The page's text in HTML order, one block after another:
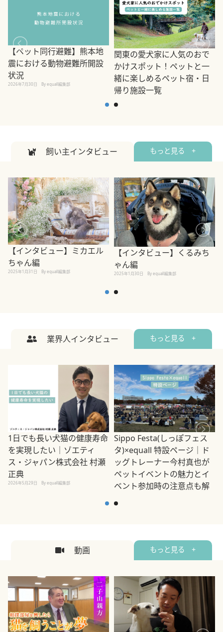
【ペット同行避難】熊本地
震における動物避難所開設
状況
2026年7月30日 By equall編集部
関東の愛犬家に人気のおで
かけスポット！ペットと一
緒に楽しめるペット宿・日
帰り施設一覧
飼い主インタビュー もっと見る +
【インタビュー】ミカエル
ちゃん編
2025年1月31日 By equall編集部
【インタビュー】くるみち
ゃん編
2025年1月30日 By equall編集部
業界人インタビュー もっと見る +
1日でも長い犬猫の健康寿命
を実現したい｜ゾエティ
ス・ジャパン株式会社 村瀬
正典
2026年5月29日 By equall編集部
Sippo Festa(しっぽフェス
タ)×equall 特設ページ｜ド
ッグトレーナー今村真也が
ペットイベントの魅力とイ
ベント参加時の注意点も解
2026年5月12日
動画 もっと見る +